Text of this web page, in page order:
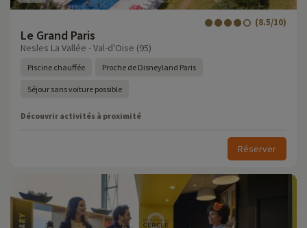
Le Grand Paris
(8.5/10)
Nesles La Vallée - Val-d'Oise (95)
Piscine chauffée Proche de Disneyland Paris
Séjour sans voiture possible
Découvrir activités à proximité
Réserver